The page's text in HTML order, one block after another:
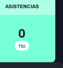
ASISTENCIAS
0
1to